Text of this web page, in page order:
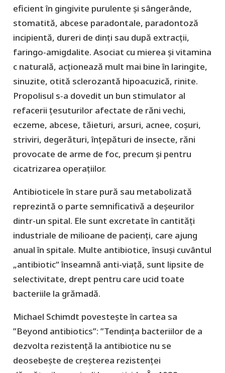
eficient în gingivite purulente şi sângerânde,
stomatită, abcese paradontale, paradontoză
incipientă, dureri de dinţi sau după extracţii,
faringo‑amigdalite. Asociat cu mierea și vitamina
c naturală, acționează mult mai bine în laringite,
sinuzite, otită sclerozantă hipoacuzică, rinite.
Propolisul s‑a dovedit un bun stimulator al
refacerii ţesuturilor afectate de răni vechi,
eczeme, abcese, tăieturi, arsuri, acnee, coşuri,
striviri, degerături, înţepături de insecte, răni
provocate de arme de foc, precum şi pentru
cicatrizarea operaţiilor.
Antibioticele în stare pură sau metabolizată
reprezintă o parte semnificativă a deșeurilor
dintr-un spital. Ele sunt excretate în cantități
industriale de milioane de pacienți, care ajung
anual în spitale. Multe antibiotice, însuși cuvântul
„antibiotic“ înseamnă anti-viață, sunt lipsite de
selectivitate, drept pentru care ucid toate
bacteriile la grămadă.
Michael Schimdt povestește în cartea sa
”Beyond antibiotics”: ”Tendința bacteriilor de a
dezvolta rezistență la antibiotice nu se
deosebește de creșterea rezistenței